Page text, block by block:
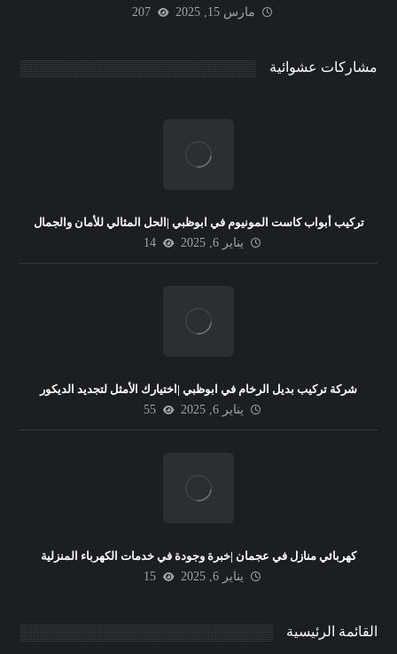
مارس 15, 2025
207
مشاركات عشوائية
تركيب أبواب كاست المونيوم في ابوظبي |الحل المثالي للأمان والجمال
يناير 6, 2025
14
شركة تركيب بديل الرخام في ابوظبي |اختيارك الأمثل لتجديد الديكور
يناير 6, 2025
55
كهربائي منازل في عجمان |خبرة وجودة في خدمات الكهرباء المنزلية
يناير 6, 2025
15
القائمة الرئيسية